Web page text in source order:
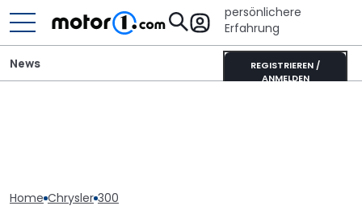
persönlichere
Erfahrung
REGISTRIEREN /
ANMELDEN
News
Home Chrysler 300